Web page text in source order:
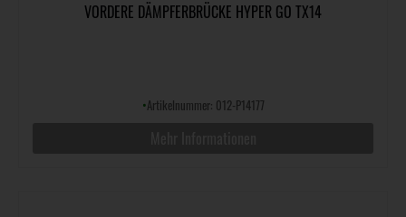
VORDERE DÄMPFERBRÜCKE HYPER GO TX14
•Artikelnummer: 012-P14177